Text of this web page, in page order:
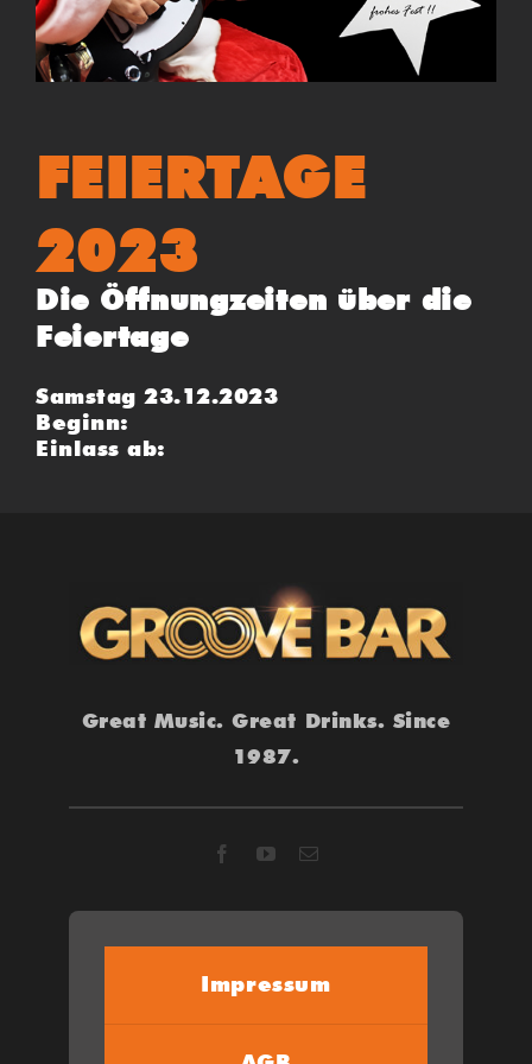
FEIERTAGE
2023
Die Öffnungzeiten über die
Feiertage
Samstag 23.12.2023
Beginn:
Einlass ab:
Great Music. Great Drinks. Since
1987.
Impressum